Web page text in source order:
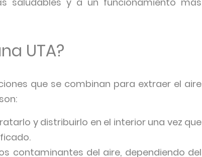
UTA?
que se combinan para extraer el aire
y distribuirlo en el interior una vez que
contaminantes del aire, dependiendo del